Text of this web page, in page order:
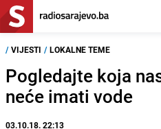
/ VIJESTI / LOKALNE TEME
Pogledajte koja
neće imati vode
03.10.18. 22:13